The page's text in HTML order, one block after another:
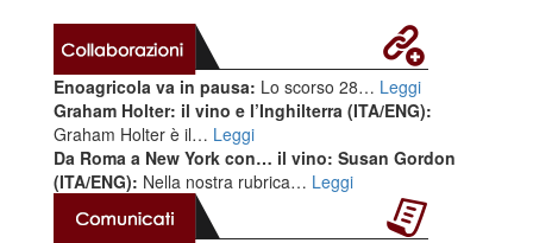
Enoagricola va in pausa: Lo scorso 28… Leggi
Graham Holter: il vino e l’Inghilterra (ITA/ENG):
Graham Holter è il… Leggi
Da Roma a New York con… il vino: Susan Gordon
(ITA/ENG): Nella nostra rubrica… Leggi